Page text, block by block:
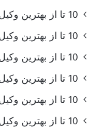
10 تا از بهترین وکیل ایران🥇【آپدیت جدید】
10 تا از بهترین وکیل ایلام 🥇【آپدیت جدید】
10 تا از بهترین وکیل بجنورد 🥇【آپدیت جدید】
10 تا از بهترین وکیل بروجرد 🥇【آپدیت جدید】
10 تا از بهترین وکیل بوشهر 🥇【آپدیت جدید】
10 تا از بهترین وکیل جنوب تهران 🥇【آپدیت جدید】